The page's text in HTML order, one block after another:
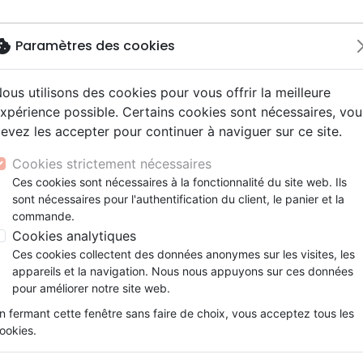
NouveautésBibles
courant
Français fondamental
Bibles d'étude
Bibles audio
Nouveaux Testaments
Livres
société, politique
adoration, louange
santé
couple
Israël, Messianique
Evangelisation
Témoignages, biographies
Romans
jeunes
jeunesse
méditations jeunesse
Livres d'activités
CD Jeunesse
Enseignement jeunesse
hop
Noël, Musique de fête
Compilations
Rock
vraies, témoignages
reportages
Concerts, spectacles
Enseignement, conférences
cadeaux Jeux
voulons vous aider à nourrir une passion pour Dieu
d'excellents livres centrés sur l'Évangile de
produits de l'éditeur
Paramètres des cookies
utilisons des cookies pour vous offrir la meilleure
possible. Certains cookies sont nécessaires,
les accepter pour continuer à naviguer sur ce site.
Cookies strictement nécessaires
Ces cookies sont nécessaires à la fonctionnalité du site web. Ils
sont nécessaires pour l'authentification du client, le panier et la
commande.
Cookies analytiques
Ces cookies collectent des données anonymes sur les visites, les
appareils et la navigation. Nous nous appuyons sur ces données
pour améliorer notre site web.
fermant cette fenêtre sans faire de choix, vous acceptez tous les